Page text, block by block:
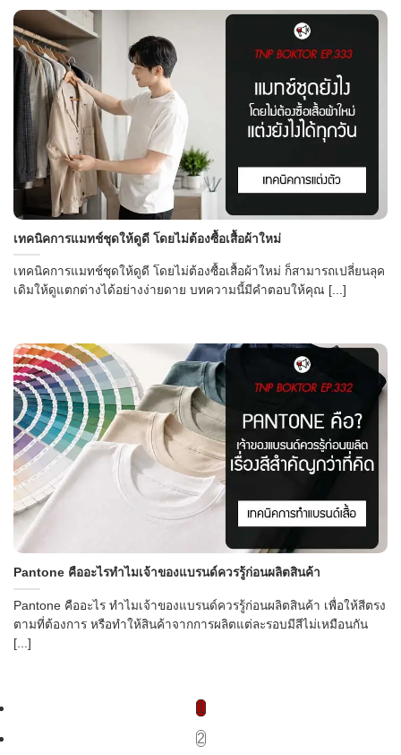
เทคนิคการแมทช์ชุดให้ดูดี โดยไม่ต้องซื้อเสื้อผ้าใหม่
เทคนิคการแมทช์ชุดให้ดูดี โดยไม่ต้องซื้อเสื้อผ้าใหม่ ก็สามารถเปลี่ยนลุค
เดิมให้ดูแตกต่างได้อย่างง่ายดาย บทความนี้มีคำตอบให้คุณ [...]
Pantone คืออะไรทำไมเจ้าของแบรนด์ควรรู้ก่อนผลิตสินค้า
Pantone คืออะไร ทำไมเจ้าของแบรนด์ควรรู้ก่อนผลิตสินค้า เพื่อให้สีตรง
ตามที่ต้องการ หรือทำให้สินค้าจากการผลิตแต่ละรอบมีสีไม่เหมือนกัน
[...]
1
2